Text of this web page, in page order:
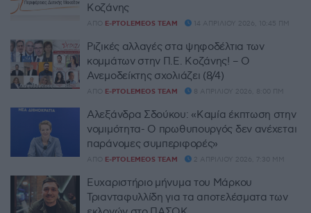
Κοζάνης
ΑΠΌ E-PTOLEMEOS TEAM 14 ΑΠΡΙΛΊΟΥ 2026, 10:45 ΠΜ
Ριζικές αλλαγές στα ψηφοδέλτια των
κομμάτων στην Π.Ε. Κοζάνης! – Ο
Ανεμοδείκτης σχολιάζει (8/4)
ΑΠΌ E-PTOLEMEOS TEAM 8 ΑΠΡΙΛΊΟΥ 2026, 8:00 ΠΜ
Αλεξάνδρα Σδούκου: «Καμία έκπτωση στην
νομιμότητα- Ο πρωθυπουργός δεν ανέχεται
παράνομες συμπεριφορές»
ΑΠΌ E-PTOLEMEOS TEAM 2 ΑΠΡΙΛΊΟΥ 2026, 7:30 ΜΜ
Ευχαριστήριο μήνυμα του Μάρκου
Τριανταφυλλίδη για τα αποτελέσματα των